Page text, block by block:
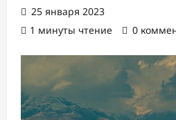
25 января 2023
1 минуты чтение
0